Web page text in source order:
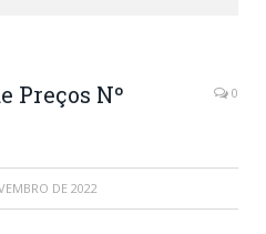
Preços Nº
0
DE 2022